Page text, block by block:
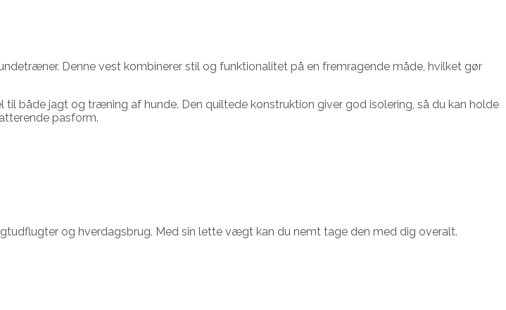
Denne vest kombinerer stil og funktionalitet på en fremragende måde, hvilket gør
både jagt og træning af hunde. Den quiltede konstruktion giver god isolering, så du kan holde
pasform.
og hverdagsbrug. Med sin lette vægt kan du nemt tage den med dig overalt.